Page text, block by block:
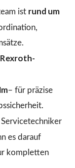
ist rund um
Rexroth-
– für präzise
es darauf
kompletten